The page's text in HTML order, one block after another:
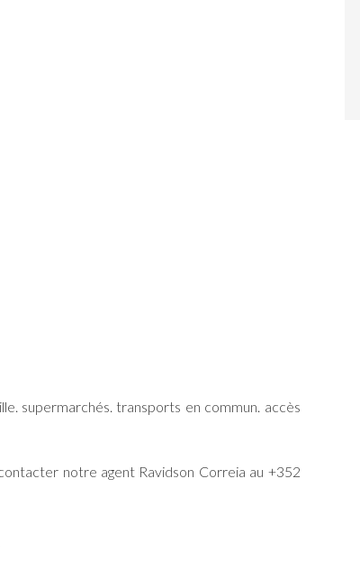
supermarchés. transports en commun. accès
notre agent Ravidson Correia au +352